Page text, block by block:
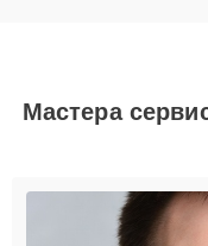
Мастера